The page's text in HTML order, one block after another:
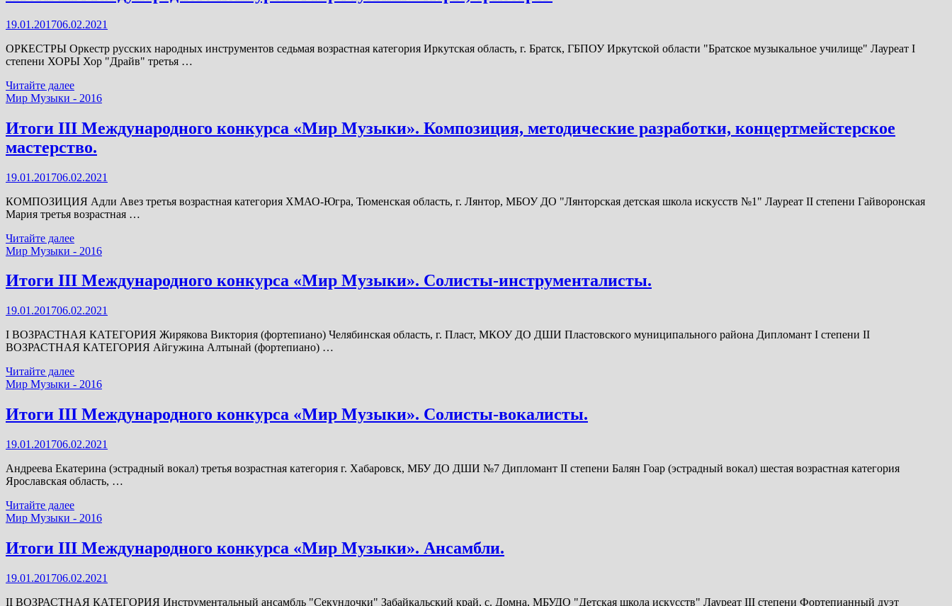
19.01.201706.02.2021
ОРКЕСТРЫ Оркестр русских народных инструментов седьмая возрастная категория Иркутская область, г. Братск, ГБПОУ Иркутской области "Братское музыкальное училище" Лауреат I
степени ХОРЫ Хор "Драйв" третья …
Итоги
III
конкурса
«Мир
Музыки».
оркестры.
Читайте далее
Мир Музыки - 2016
Итоги III Международного конкурса «Мир Музыки». Композиция, методические разработки, концертмейстерское
мастерство.
19.01.201706.02.2021
КОМПОЗИЦИЯ Адли Авез третья возрастная категория ХМАО-Югра, Тюменская область, г. Лянтор, МБОУ ДО "Лянторская детская школа искусств №1" Лауреат II степени Гайворонская
Мария третья возрастная …
Итоги
III
конкурса
«Мир
Композиция,
разработки,
концертмейстерское
мастерство.
Читайте далее
Мир Музыки - 2016
Итоги III Международного конкурса «Мир Музыки». Солисты-инструменталисты.
19.01.201706.02.2021
I ВОЗРАСТНАЯ КАТЕГОРИЯ Жирякова Виктория (фортепиано) Челябинская область, г. Пласт, МКОУ ДО ДШИ Пластовского муниципального района Дипломант I степени II
ВОЗРАСТНАЯ КАТЕГОРИЯ Айгужина Алтынай (фортепиано) …
Итоги
III
конкурса
«Мир
Солисты-
Читайте далее
Мир Музыки - 2016
Итоги III Международного конкурса «Мир Музыки». Солисты-вокалисты.
19.01.201706.02.2021
Андреева Екатерина (эстрадный вокал) третья возрастная категория г. Хабаровск, МБУ ДО ДШИ №7 Дипломант II степени Балян Гоар (эстрадный вокал) шестая возрастная категория
Ярославская область, …
Итоги
III
конкурса
«Мир
Солисты-
Читайте далее
Мир Музыки - 2016
Итоги III Международного конкурса «Мир Музыки». Ансамбли.
19.01.201706.02.2021
II ВОЗРАСТНАЯ КАТЕГОРИЯ Инструментальный ансамбль "Секундочки" Забайкальский край, с. Домна, МБУДО "Детская школа искусств" Лауреат III степени Фортепианный дуэт